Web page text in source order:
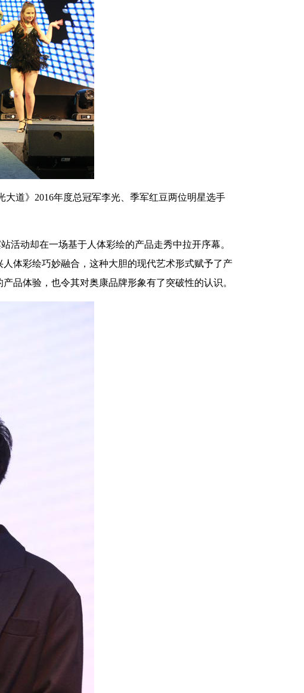
大道》2016年度总冠军李光、季军红豆两位明星选手
活动却在一场基于人体彩绘的产品走秀中拉开序幕。
体彩绘巧妙融合，这种大胆的现代艺术形式赋予了产
品体验，也令其对奥康品牌形象有了突破性的认识。